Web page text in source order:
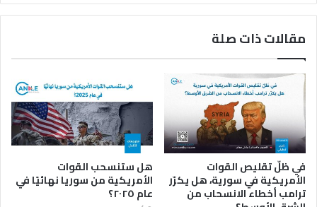
ل
ل
ا
ن
ح
ر
و
ب
ا
ل
أ
ر
ي
ي
ة
:
ك
ي
ف
ي
ت
ف
مقالات ذات صلة
في ظلّ تقليص القوات
الأمريكية في سورية، هل يكرّر
ترامب أخطاء الانسحاب من
هل ستنسحب القوات
الأمريكية من سوريا نهائيًا في
عام ٢٠٢٥؟